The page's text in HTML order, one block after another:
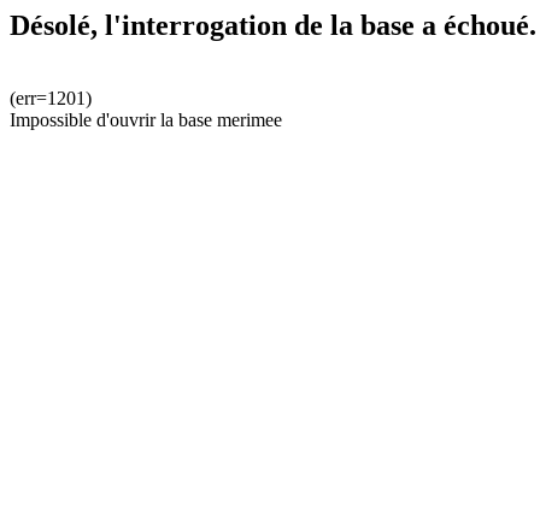
Désolé, l'interrogation de la base a échoué.
(err=1201)
Impossible d'ouvrir la base merimee